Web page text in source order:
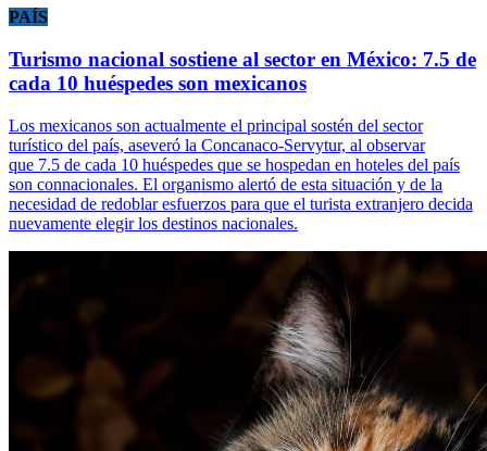
PAÍS
Turismo nacional sostiene al sector en México: 7.5 de
cada 10 huéspedes son mexicanos
Los mexicanos son actualmente el principal sostén del sector
turístico del país, aseveró la Concanaco-Servytur, al observar
que 7.5 de cada 10 huéspedes que se hospedan en hoteles del país
son connacionales. El organismo alertó de esta situación y de la
necesidad de redoblar esfuerzos para que el turista extranjero decida
nuevamente elegir los destinos nacionales.